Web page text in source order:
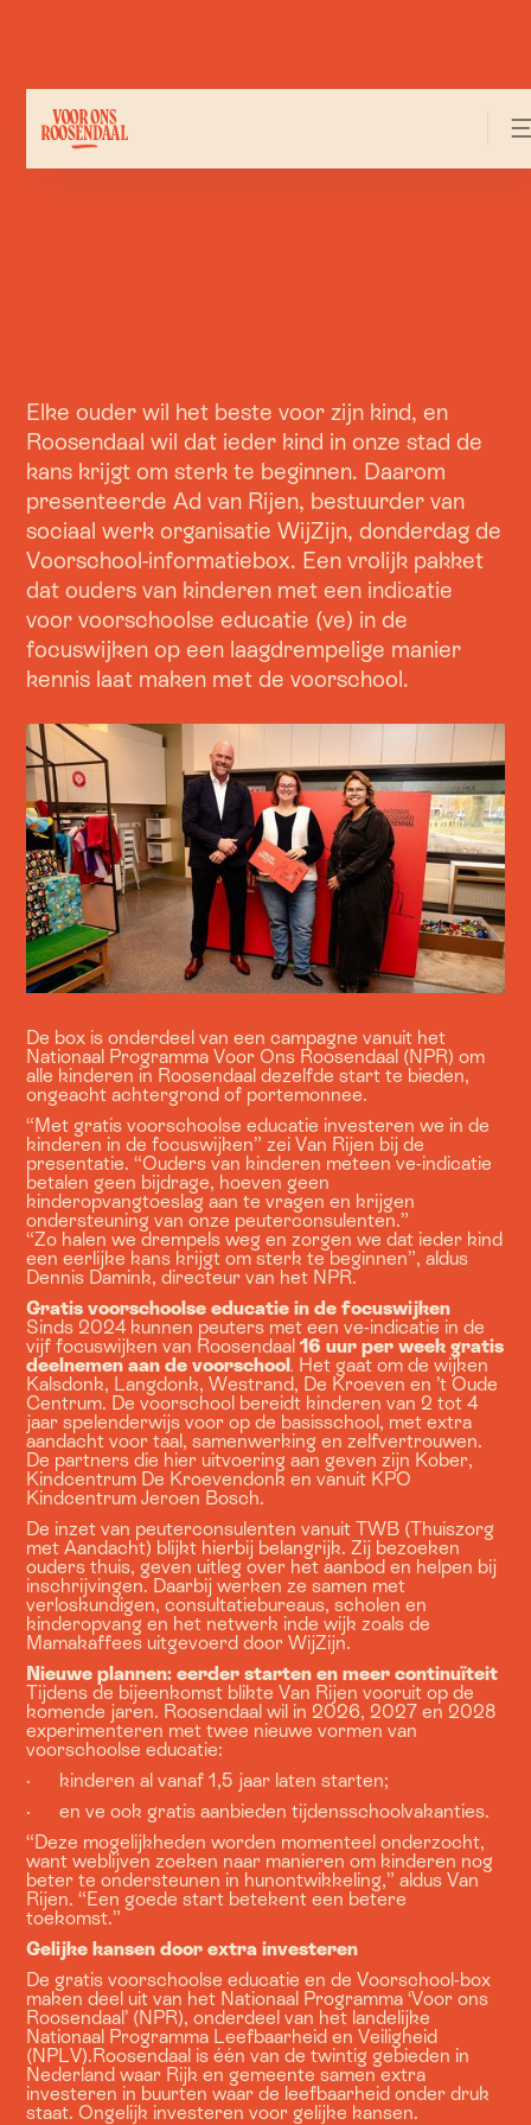
Elke ouder wil het beste voor zijn kind, en
Roosendaal wil dat ieder kind in onze stad de
kans krijgt om sterk te beginnen. Daarom
presenteerde Ad van Rijen, bestuurder van
sociaal werk organisatie WijZijn, donderdag de
Voorschool-informatiebox. Een vrolijk pakket
dat ouders van kinderen met een indicatie
voor voorschoolse educatie (ve) in de
focuswijken op een laagdrempelige manier
kennis laat maken met de voorschool.
De box is onderdeel van een campagne vanuit het
Nationaal Programma Voor Ons Roosendaal (NPR) om
alle kinderen in Roosendaal dezelfde start te bieden,
ongeacht achtergrond of portemonnee.
“Met gratis voorschoolse educatie investeren we in de
kinderen in de focuswijken” zei Van Rijen bij de
presentatie. “Ouders van kinderen meteen ve-indicatie
betalen geen bijdrage, hoeven geen
kinderopvangtoeslag aan te vragen en krijgen
ondersteuning van onze peuterconsulenten.”
“Zo halen we drempels weg en zorgen we dat ieder kind
een eerlijke kans krijgt om sterk te beginnen”, aldus
Dennis Damink, directeur van het NPR.
Gratis voorschoolse educatie in de focuswijken
Sinds 2024 kunnen peuters met een ve-indicatie in de
vijf focuswijken van Roosendaal16 uur per week gratis
deelnemen aan de voorschool. Het gaat om de wijken
Kalsdonk, Langdonk, Westrand, De Kroeven en ’t Oude
Centrum. De voorschool bereidt kinderen van 2 tot 4
jaar spelenderwijs voor op de basisschool, met extra
aandacht voor taal, samenwerking en zelfvertrouwen.
De partners die hier uitvoering aan geven zijn Kober,
Kindcentrum De Kroevendonk en vanuit KPO
Kindcentrum Jeroen Bosch.
De inzet van peuterconsulenten vanuit TWB (Thuiszorg
met Aandacht) blijkt hierbij belangrijk. Zij bezoeken
ouders thuis, geven uitleg over het aanbod en helpen bij
inschrijvingen. Daarbij werken ze samen met
verloskundigen, consultatiebureaus, scholen en
kinderopvang en het netwerk inde wijk zoals de
Mamakaffees uitgevoerd door WijZijn.
Nieuwe plannen: eerder starten en meer continuïteit
Tijdens de bijeenkomst blikte Van Rijen vooruit op de
komende jaren. Roosendaal wil in 2026, 2027 en 2028
experimenteren met twee nieuwe vormen van
voorschoolse educatie:
· kinderen al vanaf 1,5 jaar laten starten;
· en ve ook gratis aanbieden tijdensschoolvakanties.
“Deze mogelijkheden worden momenteel onderzocht,
want weblijven zoeken naar manieren om kinderen nog
beter te ondersteunen in hunontwikkeling,” aldus Van
Rijen. “Een goede start betekent een betere
toekomst.”
Gelijke kansen door extra investeren
De gratis voorschoolse educatie en de Voorschool-box
maken deel uit van het Nationaal Programma ‘Voor ons
Roosendaal’ (NPR), onderdeel van het landelijke
Nationaal Programma Leefbaarheid en Veiligheid
(NPLV).Roosendaal is één van de twintig gebieden in
Nederland waar Rijk en gemeente samen extra
investeren in buurten waar de leefbaarheid onder druk
staat. Ongelijk investeren voor gelijke kansen.